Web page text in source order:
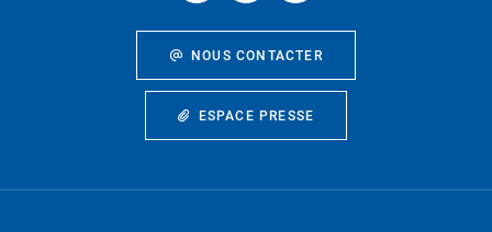
NOUS CONTACTER
ESPACE PRESSE